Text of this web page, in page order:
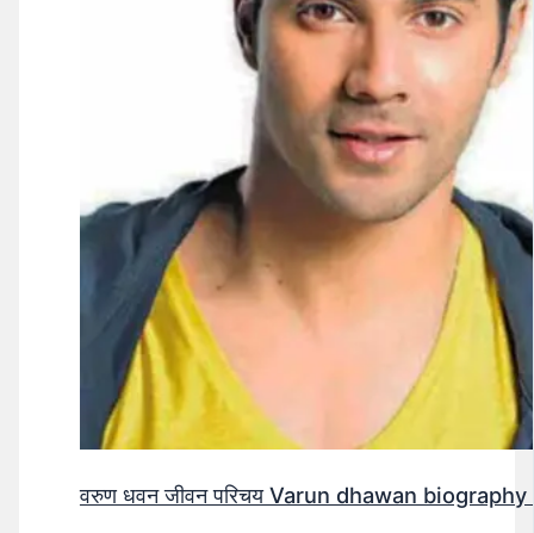
वरुण धवन जीवन परिचय Varun dhawan